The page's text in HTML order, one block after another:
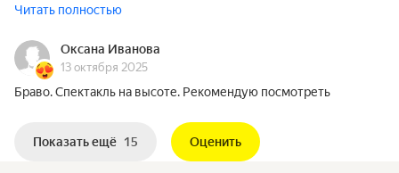
Читать полностью
Оксана Иванова
13 октября 2025
Браво. Спектакль на высоте. Рекомендую посмотреть
Показать ещё 15 Оценить